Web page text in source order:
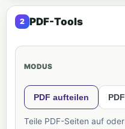
PDF-Tools
MODUS
PDF aufteilen
Teile PDF-Seiten auf